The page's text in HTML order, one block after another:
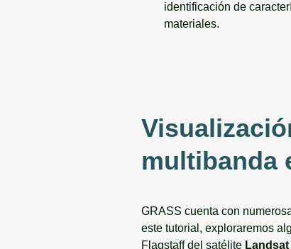
identificación de
materiales.
multibanda
GRASS cuenta con
este tutorial, exploraremos
Flagstaff del satélite Landsat